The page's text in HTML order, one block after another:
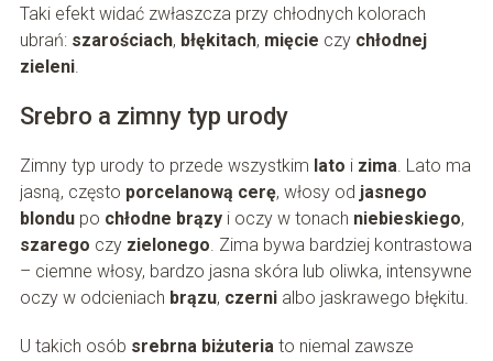
Taki efekt widać zwłaszcza przy chłodnych kolorach
ubrań: szarościach, błękitach, mięcie czy chłodnej
zieleni.
Srebro a zimny typ urody
Zimny typ urody to przede wszystkim lato i zima. Lato ma
jasną, często porcelanową cerę, włosy od jasnego
blondupo chłodne brązyi oczy w tonach niebieskiego,
szarego czy zielonego. Zima bywa bardziej kontrastowa
– ciemne włosy, bardzo jasna skóra lub oliwka, intensywne
oczy w odcieniach brązu, czernialbo jaskrawego błękitu.
U takich osób srebrna biżuteriato niemal zawsze